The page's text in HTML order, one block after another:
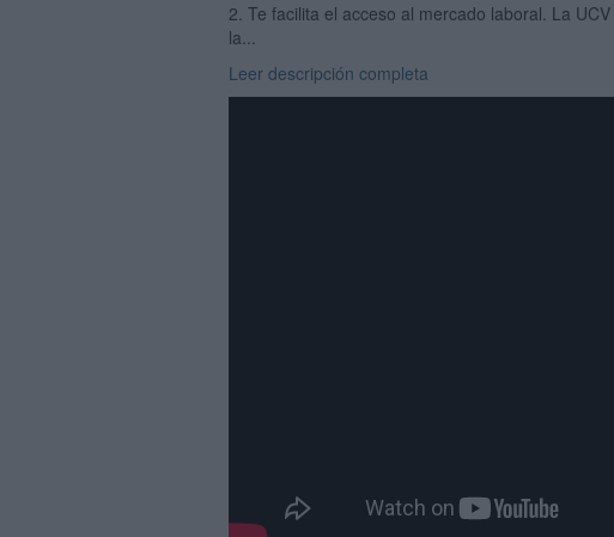
2. Te facilita el acceso al mercado laboral. La
la...
Leer descripción completa